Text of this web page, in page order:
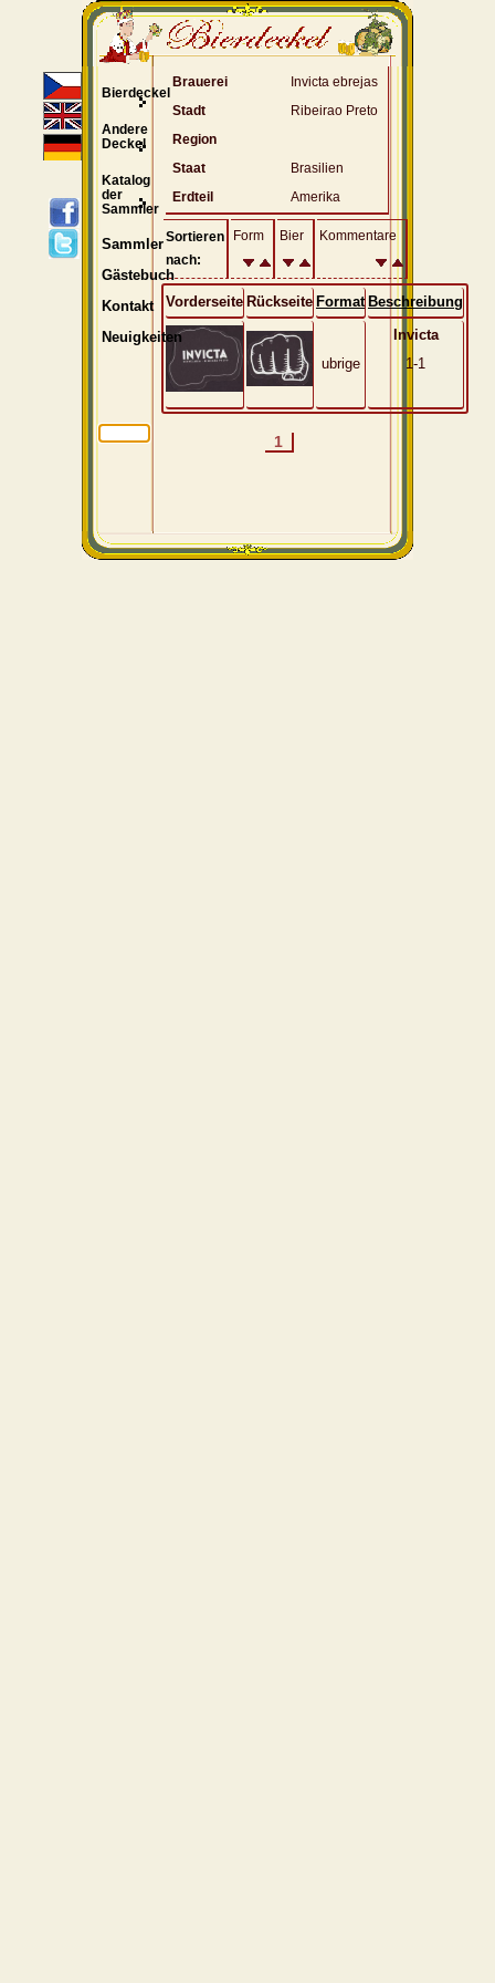
Brauerei
Invicta ebrejas
Stadt
Ribeirao Preto
Region
Staat
Brasilien
Erdteil
Amerika
Sortieren
nach:
Form Bier Kommentare
Vorderseite Rückseite Format Beschreibung
ubrige
Invicta
1-1
1
Bierdeckel
Andere
Deckel
Katalog
der
Sammler
Sammler
Gästebuch
Kontakt
Neuigkeiten